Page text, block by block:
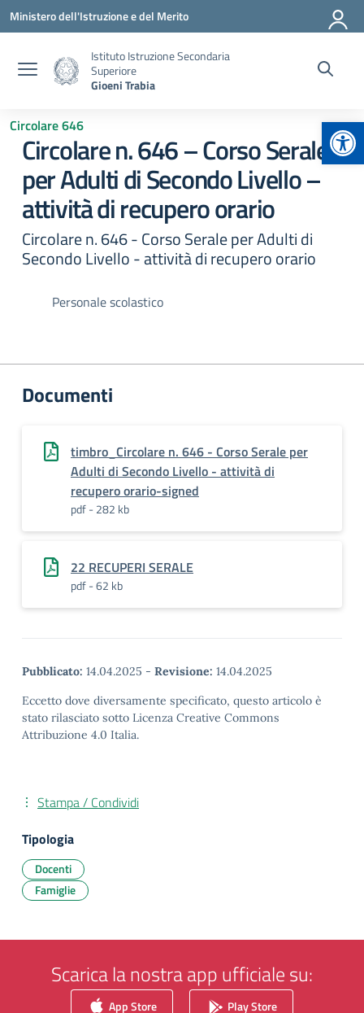
Vai ai contenuti
Vai al menu di navigazione
Vai al footer
Ministero dell'Istruzione e del Merito
Istituto Istruzione Secondaria
Superiore
Gioeni Trabia
Circolare 646
Circolare n. 646 – Corso Serale
per Adulti di Secondo Livello –
attività di recupero orario
Circolare n. 646 - Corso Serale per Adulti di
Secondo Livello - attività di recupero orario
Personale scolastico
Documenti
timbro_Circolare n. 646 - Corso Serale per
Adulti di Secondo Livello - attività di
recupero orario-signed
pdf - 282 kb
22 RECUPERI SERALE
pdf - 62 kb
Pubblicato: 14.04.2025 - Revisione: 14.04.2025
Eccetto dove diversamente specificato, questo articolo è
stato rilasciato sotto Licenza Creative Commons
Attribuzione 4.0 Italia.
Stampa / Condividi
Tipologia
Docenti
Famiglie
Scarica la nostra app ufficiale su:
App Store Play Store